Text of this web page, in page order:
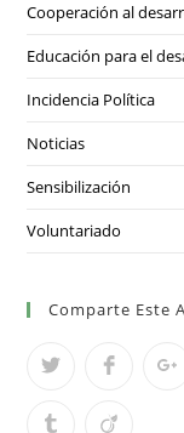
Cooperación al
Educación para el
Incidencia Política
Noticias
Sensibilización
Voluntariado
Comparte Este